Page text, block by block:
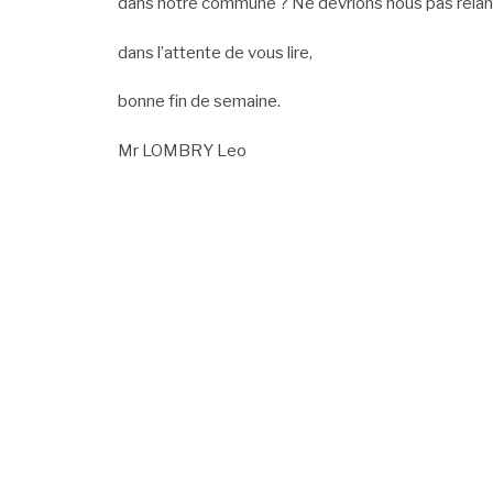
dans l’attente de vous lire,
bonne fin de semaine.
Mr LOMBRY Leo